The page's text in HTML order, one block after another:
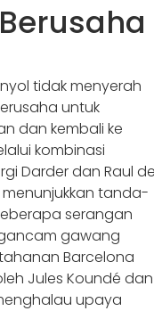
tidak menyerah
untuk
dan kembali ke
kombinasi
Darder dan Raul
tanda-
serangan
gawang
Barcelona
Jules Koundé dan
upaya